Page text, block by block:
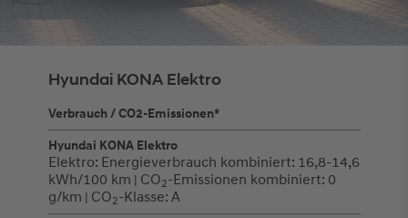
Hyundai KONA Elektro
Verbrauch / CO2-Emissionen*
Hyundai KONA Elektro
Elektro: Energieverbrauch kombiniert: 16,8-14,6
kWh/100 km | CO2-Emissionen kombiniert: 0
g/km | CO2-Klasse: A